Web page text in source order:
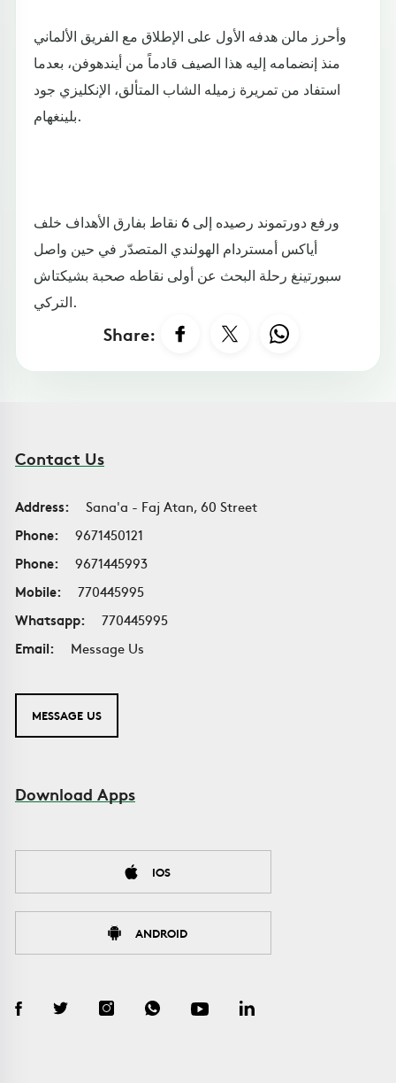
وأحرز مالن هدفه الأول على الإطلاق مع الفريق الألماني
منذ إنضمامه إليه هذا الصيف قادماً من أيندهوفن، بعدما
استفاد من تمريرة زميله الشاب المتألق، الإنكليزي جود
بلينغهام.
ورفع دورتموند رصيده إلى 6 نقاط بفارق الأهداف خلف
أياكس أمستردام الهولندي المتصدّر في حين واصل
سبورتينغ رحلة البحث عن أولى نقاطه صحبة بشيكتاش
التركي.
Share:
Contact Us
Address:
Sana'a - Faj Atan, 60 Street
Phone:
9671450121
Phone:
9671445993
Mobile:
770445995
Whatsapp:
770445995
Email:
Message Us
MESSAGE US
Download Apps
IOS
ANDROID